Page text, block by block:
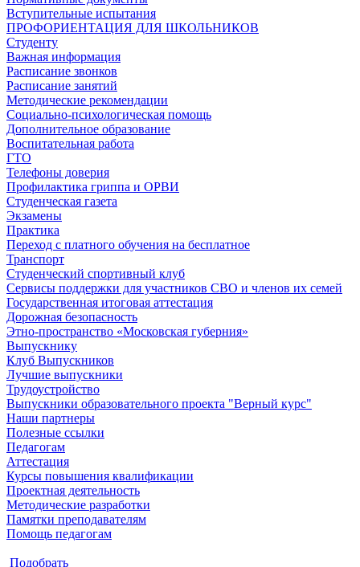
Вступительные испытания
ПРОФОРИЕНТАЦИЯ ДЛЯ ШКОЛЬНИКОВ
Студенту
Важная информация
Расписание звонков
Расписание занятий
Методические рекомендации
Социально-психологическая помощь
Дополнительное образование
Воспитательная работа
ГТО
Телефоны доверия
Профилактика гриппа и ОРВИ
Cтуденческая газета
Экзамены
Практика
Переход с платного обучения на бесплатное
Транспорт
Студенческий спортивный клуб
Сервисы поддержки для участников СВО и членов их семей
Государственная итоговая аттестация
Дорожная безопасность
Этно-пространство «Московская губерния»
Выпускнику
Клуб Выпускников
Лучшие выпускники
Трудоустройство
Выпускники образовательного проекта "Верный курс"
Наши партнеры
Полезные ссылки
Педагогам
Аттестация
Курсы повышения квалификации
Проектная деятельность
Методические разработки
Памятки преподавателям
Помощь педагогам
Подобрать